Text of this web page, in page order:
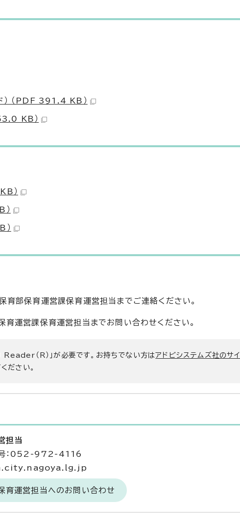
） （PDF 391.4 KB）
KB）
）
）
育部保育運営課保育運営担当までご連絡ください。
育運営課保育運営担当までお問い合わせください。
（R）」が必要です。お持ちでない方はアドビシステムズ社のサイ
ださい。
担当
：052-972-4116
育運営担当へのお問い合わせ